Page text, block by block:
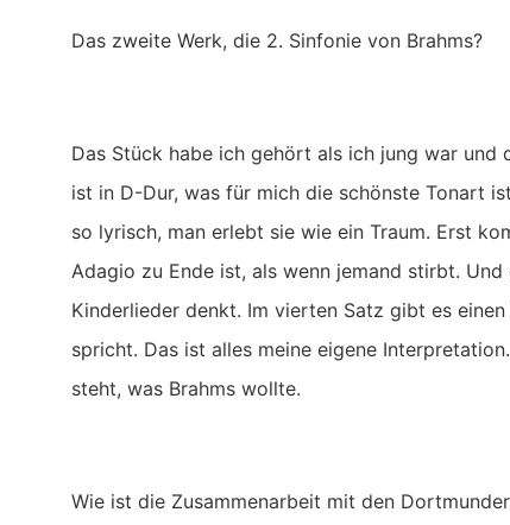
Das zweite Werk, die 2. Sinfonie von Brahms?
Das Stück habe ich gehört als ich jung war und
ist in D-Dur, was für mich die schönste Tonart
so lyrisch, man erlebt sie wie ein Traum. Erst
Adagio zu Ende ist, als wenn jemand stirbt.
Kinderlieder denkt. Im vierten Satz gibt es
spricht. Das ist alles meine eigene
steht, was Brahms wollte.
Wie ist die Zusammenarbeit mit den